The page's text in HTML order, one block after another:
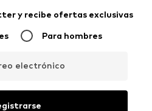
y recibe ofertas exclusivas
Para hombres
electrónico